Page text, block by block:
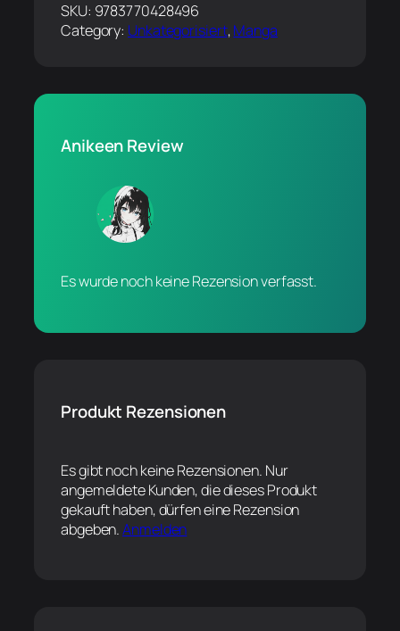
SKU: 9783770428496
Category: Unkategorisiert, Manga
Anikeen Review
Es wurde noch keine Rezension verfasst.
Produkt Rezensionen
Es gibt noch keine Rezensionen. Nur
angemeldete Kunden, die dieses Produkt
gekauft haben, dürfen eine Rezension
abgeben.Anmelden